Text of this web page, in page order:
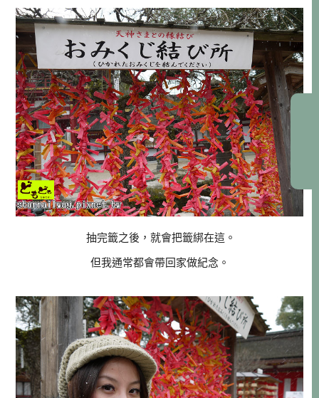
抽完籤之後，就會把籤綁在這。
但我通常都會帶回家做紀念。